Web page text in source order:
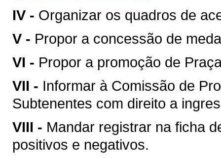
IV - Organizar os quadros de
V - Propor a concessão de
VI - Propor a promoção de
VII - Informar à Comissão de
Subtenentes com direito a
VIII - Mandar registrar na ficha
positivos e negativos.